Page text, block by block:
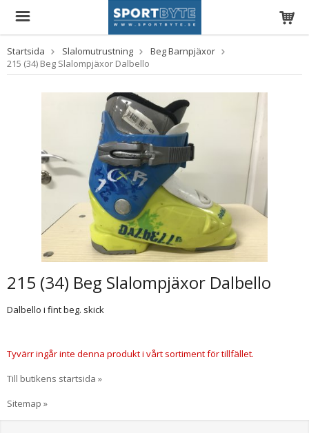
Startsida Slalomutrustning
Beg Barnpjäxor
215 (34) Beg Slalompjäxor Dalbello
215 (34) Beg Slalompjäxor Dalbello
Dalbello i fint beg. skick
Tyvärr ingår inte denna produkt i vårt sortiment för tillfället.
Till butikens startsida »
Sitemap »